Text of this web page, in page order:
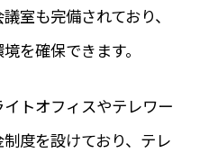
室も完備されており、
を確保できます。
トオフィスやテレワー
度を設けており、テレ